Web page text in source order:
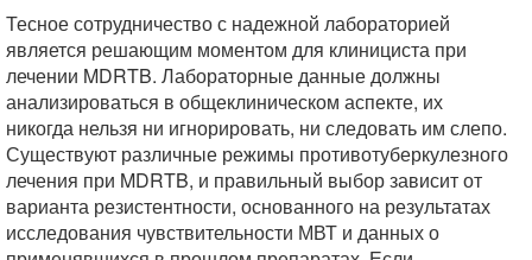
Тесное сотрудничество с надежной лабораторией
является решающим моментом для клинициста при
лечении MDRTB. Лабораторные данные должны
анализироваться в общеклиническом аспекте, их
никогда нельзя ни игнорировать, ни следовать им слепо.
Существуют различные режимы противотуберкулезного
лечения при MDRTB, и правильный выбор зависит от
варианта резистентности, основанного на результатах
исследования чувствительности МВТ и данных о